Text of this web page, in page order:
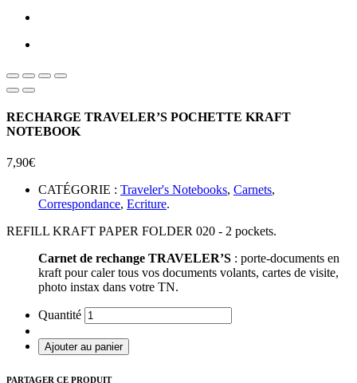
RECHARGE TRAVELER’S POCHETTE KRAFT
NOTEBOOK
7,90€
CATÉGORIE : Traveler's Notebooks, Carnets,
Correspondance, Ecriture.
REFILL KRAFT PAPER FOLDER 020 - 2 pockets.
Carnet de rechange TRAVELER’S : porte-documents en
kraft pour caler tous vos documents volants, cartes de visite,
photo instax dans votre TN.
Quantité
Ajouter au panier
PARTAGER CE PRODUIT